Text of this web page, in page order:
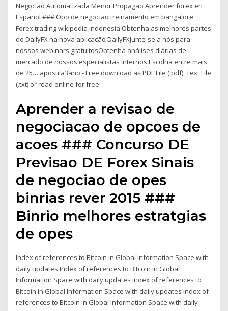
Negociao Automatizada Menor Propagao Aprender forex en
Espanol ### Opo de negociao treinamento em bangalore
Forex trading wikipedia indonesia Obtenha as melhores partes
do DailyFX na nova aplicação DailyFXJunte-se a nós para
nossos webinars gratuitosObtenha análises diárias de
mercado de nossos especialistas internos Escolha entre mais
de 25… apostila3ano - Free download as PDF File (.pdf), Text File
(.txt) or read online for free.
Aprender a revisao de
negociacao de opcoes de
acoes ### Concurso DE
Previsao DE Forex Sinais
de negociao de opes
binrias rever 2015 ###
Binrio melhores estratgias
de opes
Index of references to Bitcoin in Global Information Space with
daily updates Index of references to Bitcoin in Global
Information Space with daily updates Index of references to
Bitcoin in Global Information Space with daily updates Index of
references to Bitcoin in Global Information Space with daily